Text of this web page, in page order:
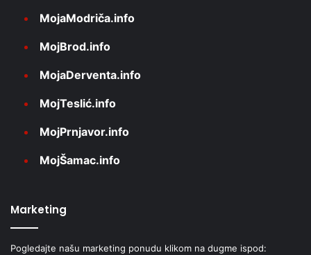
MojaModriča.info
MojBrod.info
MojaDerventa.info
MojTeslić.info
MojPrnjavor.info
MojŠamac.info
Marketing
Pogledajte našu marketing ponudu klikom na dugme ispod: